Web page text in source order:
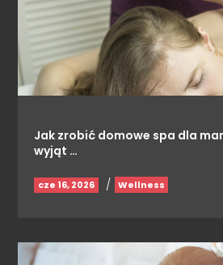
Jak zrobić domowe spa dla
wyjąt …
cze 16, 2026 / Wellness